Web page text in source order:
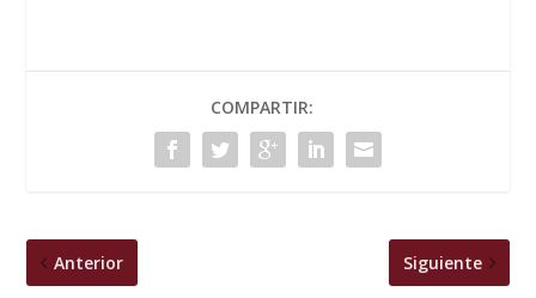
COMPARTIR:
Anterior Siguiente